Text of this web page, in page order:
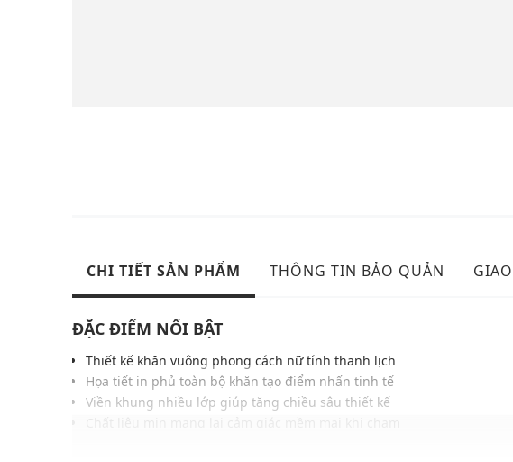
CHI TIẾT SẢN PHẨM THÔNG TIN BẢO QUẢN
ĐẶC ĐIỂM NỔI BẬT
Thiết kế khăn vuông phong cách nữ tính thanh lịch
Họa tiết in phủ toàn bộ khăn tạo điểm nhấn tinh tế
Viền khung nhiều lớp giúp tăng chiều sâu thiết kế